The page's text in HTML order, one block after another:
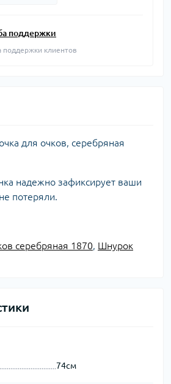
поддержки
поддержки клиентов
для очков, серебряная
надежно зафиксирует ваши
потеряли.
серебряная 1870 Шнурок
74см